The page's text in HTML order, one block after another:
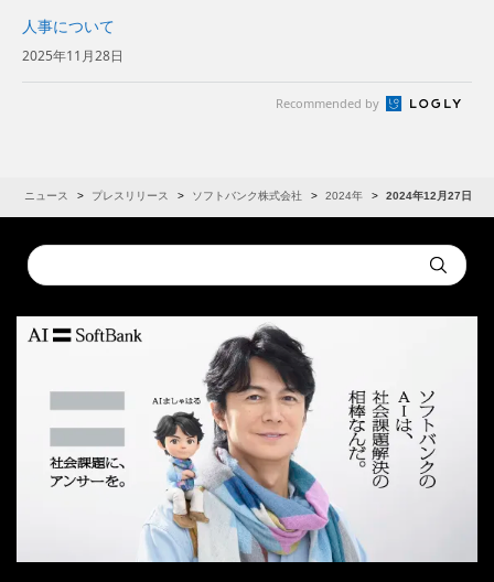
人事について
2025年11月28日
Recommended by
ニュース プレスリリース ソフトバンク株式会社 2024年 2024年12月27日
Conduct
a
Submit